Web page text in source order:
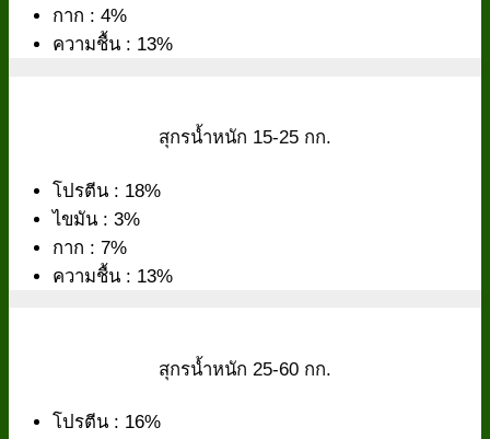
กาก : 4%
ความชื้น : 13%
สุกรน้ำหนัก 15-25 กก.
โปรตีน : 18%
ไขมัน : 3%
กาก : 7%
ความชื้น : 13%
สุกรน้ำหนัก 25-60 กก.
โปรตีน : 16%